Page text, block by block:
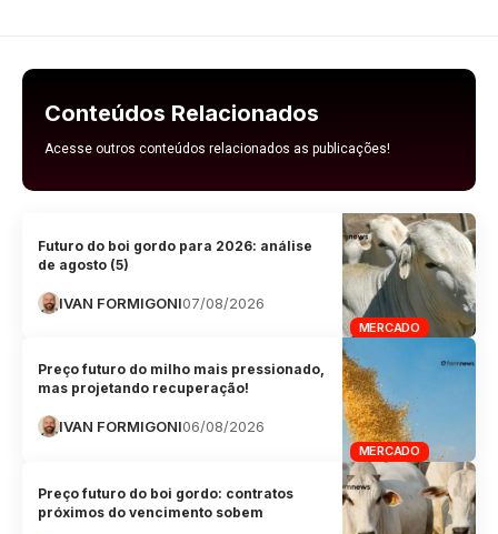
Conteúdos Relacionados
Acesse outros conteúdos relacionados as publicações!
MERCADO
Futuro do boi gordo para 2026: análise
de agosto (5)
IVAN FORMIGONI07/08/2026
MERCADO
Preço futuro do milho mais pressionado,
mas projetando recuperação!
IVAN FORMIGONI06/08/2026
Preço futuro do boi gordo: contratos
próximos do vencimento sobem